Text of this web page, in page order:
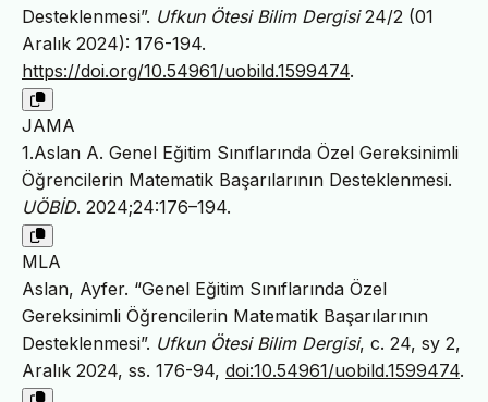
Desteklenmesi”. Ufkun Ötesi Bilim Dergisi24/2 (01
Aralık 2024): 176-194.
https://doi.org/10.54961/uobild.1599474.
JAMA
1.Aslan A. Genel Eğitim Sınıflarında Özel Gereksinimli
Öğrencilerin Matematik Başarılarının Desteklenmesi.
UÖBİD. 2024;24:176–194.
MLA
Aslan, Ayfer. “Genel Eğitim Sınıflarında Özel
Gereksinimli Öğrencilerin Matematik Başarılarının
Desteklenmesi”. Ufkun Ötesi Bilim Dergisi, c. 24, sy 2,
Aralık 2024, ss. 176-94, doi:10.54961/uobild.1599474.